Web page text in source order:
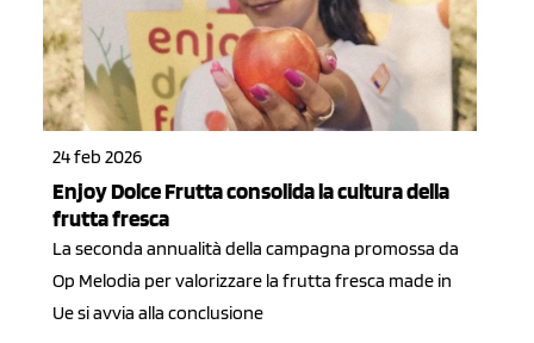
24 feb 2026
Enjoy Dolce Frutta consolida la cultura della
frutta fresca
La seconda annualità della campagna promossa da
Op Melodia per valorizzare la frutta fresca made in
Ue si avvia alla conclusione